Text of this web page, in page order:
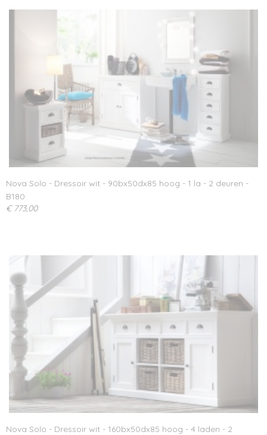
Nova Solo - Dressoir wit - 90bx50dx85 hoog - 1 la - 2 deuren -
B180
€ 773,00
Nova Solo - Dressoir wit - 160bx50dx85 hoog - 4 laden - 2